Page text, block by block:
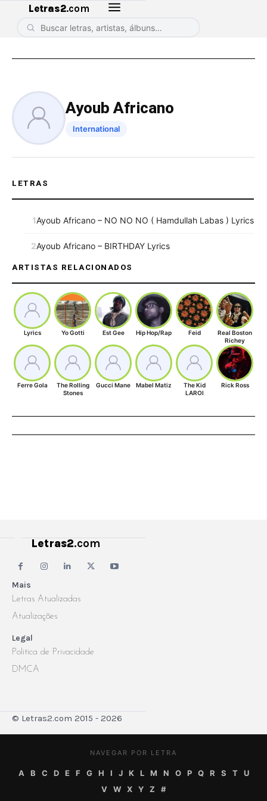
Letras2.com
Ayoub Africano
International
LETRAS
1Ayoub Africano – NO NO NO ( Hamdullah Labas ) Lyrics
2Ayoub Africano – BIRTHDAY Lyrics
ARTISTAS RELACIONADOS
Lyrics Yo Gotti Est Gee Hip Hop/Rap Feid
Real Boston
Richey
Ferre Gola
The Rolling
Stones
Gucci Mane Mabel Matiz
The Kid
LAROI
Rick Ross
Mais
Letras Atualizadas
Atualizações
Legal
Politica de Privacidade
DMCA
Letras2.com
© Letras2.com 2015 - 2026
NAVEGAR POR LETRA
A B C D E F G H I J K L M N O P Q R S T
U
V
W X Y Z #